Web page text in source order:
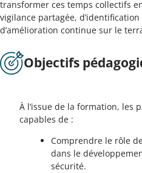
transformer ces temps collectifs
vigilance partagée,
d’amélioration continue sur le
Objectifs
À l’issue de la formation, les
capables de :
Comprendre le rôle
dans le
sécurité.